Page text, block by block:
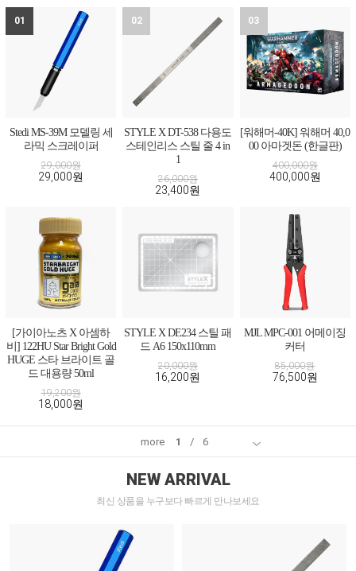
01
Stedi MS-39M 모델링 세
라믹 스크레이퍼
29,000원
29,000원
02
STYLE X DT-538 다용도
스테인리스 스틸 줄 4 in
1
26,000원
23,400원
03
[워해머-40K] 워해머 40,0
00 아마겟돈 (한글판)
400,000원
400,000원
[가이아노츠 X 아셈하
비] 122HU Star Bright Gold
HUGE 스타 브라이트 골
드 대용량 50ml
19,200원
18,000원
STYLE X DE234 스틸 패
드 A6 150x110mm
20,000원
16,200원
MJL MPC-001 어메이징
커터
85,000원
76,500원
more 1 / 6
NEW ARRIVAL
최신 상품을 누구보다 빠르게 만나보세요